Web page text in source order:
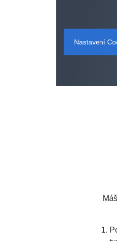
Nastavení